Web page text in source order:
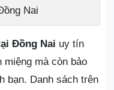
Nai
Đồng Nai uy tín
miệng mà còn bảo
bạn. Danh sách trên